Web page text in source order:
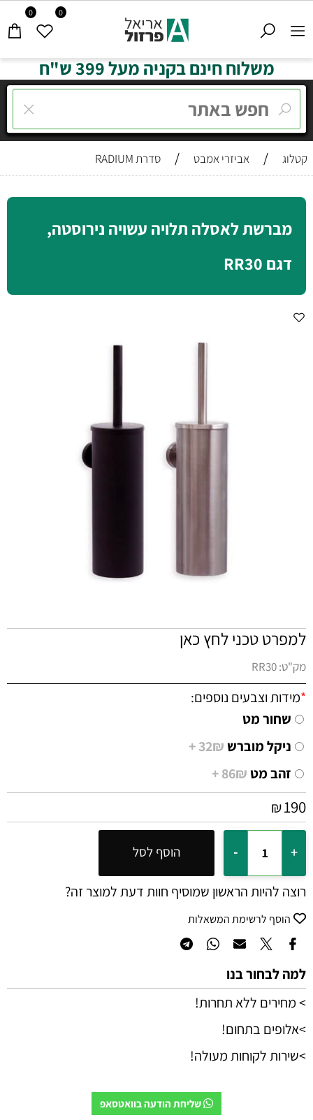
0 0
משלוח חינם בקניה מעל 399 ש"ח
קטלוג / אביזרי אמבט / סדרת RADIUM
מברשת לאסלה תלויה עשויה נירוסטה,
דגם RR30
למפרט טכני לחץ כאן
מק"ט:RR30
*מידות וצבעים נוספים:
שחור מט
ניקל מוברש 32₪ +
זהב מט86₪ +
₪190
הוסף לסל
רוצה להיות הראשון שמוסיף חוות דעת למוצר זה?
הוסף לרשימת המשאלות
למה לבחור בנו
> מחירים ללא תחרות!
>אלופים בתחום!
>שירות לקוחות מעולה!
שליחת הודעה בוואטסאפ